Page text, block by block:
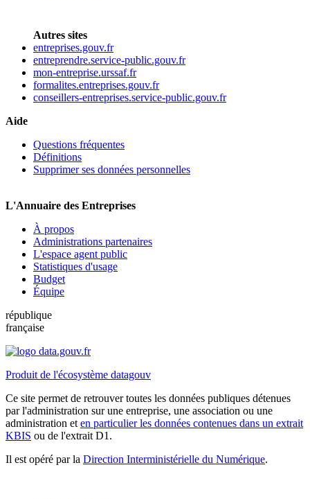
Autres sites
entreprises.gouv.fr
entreprendre.service-public.gouv.fr
mon-entreprise.urssaf.fr
formalites.entreprises.gouv.fr
conseillers-entreprises.service-public.gouv.fr
Aide
Questions fréquentes
Définitions
Supprimer ses données personnelles
L'Annuaire des Entreprises
À propos
Administrations partenaires
L'espace agent public
Statistiques d'usage
Budget
Équipe
république
française
Produit de l'écosystème datagouv
Ce site permet de retrouver toutes les données publiques détenues
par l'administration sur une entreprise, une association ou une
administration et en particulier les données contenues dans un extrait
KBIS ou de l'extrait D1.
Il est opéré par la Direction Interministérielle du Numérique.